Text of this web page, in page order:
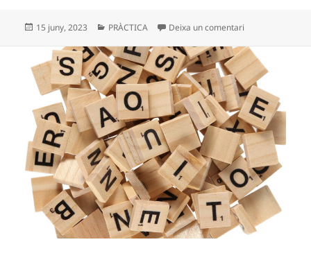
Publicat
15 juny, 2023 Categories
PRÀCTICA Deixa un comentari